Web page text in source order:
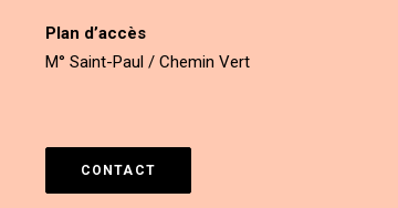
Plan d’accès
M° Saint-Paul / Chemin Vert
CONTACT